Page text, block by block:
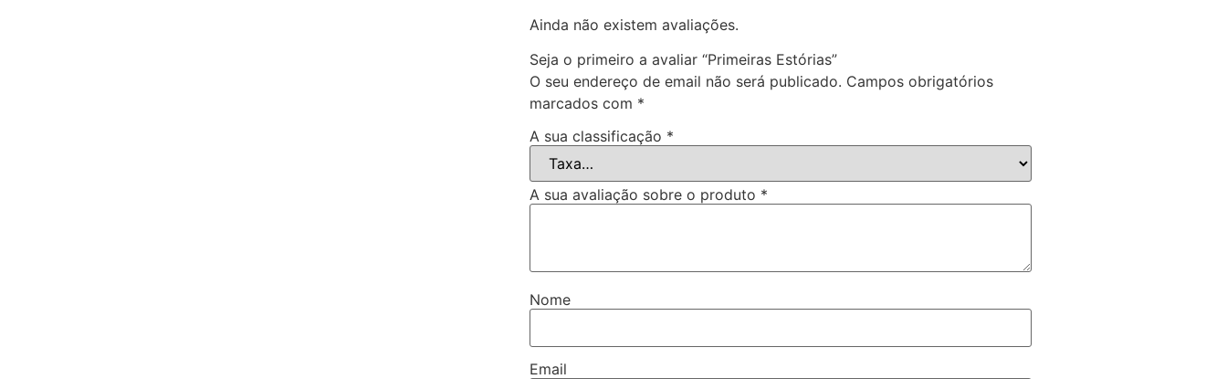
Ainda não existem avaliações.
Seja o primeiro a avaliar “Primeiras Estórias”
O seu endereço de email não será publicado. Campos obrigatórios
marcados com *
A sua classificação *
A sua avaliação sobre o produto *
Nome
Email